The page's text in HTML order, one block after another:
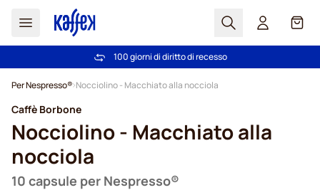
Search
Spedizione Gratuita oltre 49 €
100 giorni di diritto di recesso
Per Nespresso® Nocciolino - Macchiato alla nocciola
Caffè Borbone
Nocciolino - Macchiato alla
nocciola
10 capsule per Nespresso®